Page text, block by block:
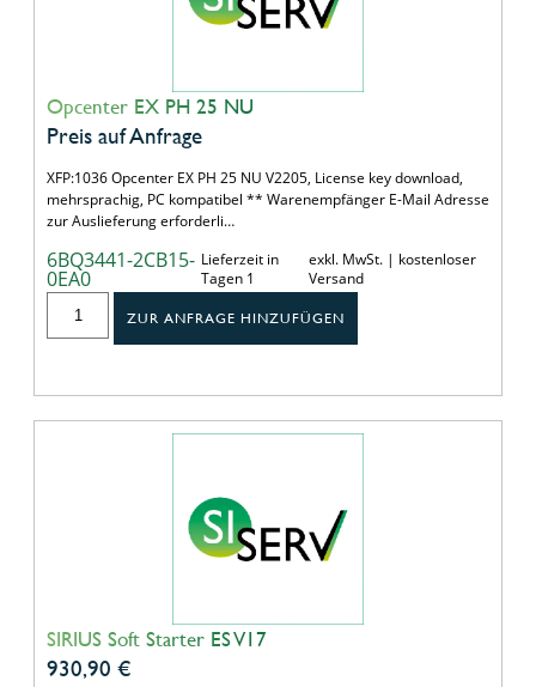
Opcenter EX PH 25 NU
Preis auf Anfrage
XFP:1036 Opcenter EX PH 25 NU V2205, License key download,
mehrsprachig, PC kompatibel ** Warenempfänger E-Mail Adresse
zur Auslieferung erforderli…
6BQ3441-2CB15-
0EA0
Lieferzeit in
Tagen 1
exkl. MwSt. | kostenloser
Versand
ZUR ANFRAGE HINZUFÜGEN
SIRIUS Soft Starter ES V17
930,90 €